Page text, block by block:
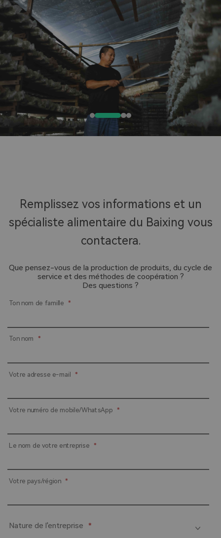
Remplissez vos informations et un
spécialiste alimentaire du Baixing vous
contactera.
Que pensez-vous de la production de produits, du cycle de
service et des méthodes de coopération ?
Des questions ?
Ton nom de famille *
Ton nom *
Votre adresse e-mail *
Votre numéro de mobile/WhatsApp *
Le nom de votre entreprise *
Votre pays/région *
Nature de l'entreprise *